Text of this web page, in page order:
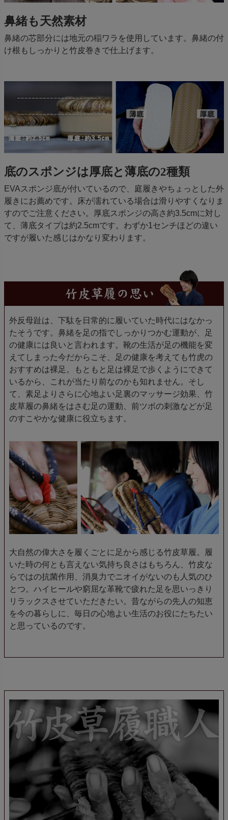
鼻緒も天然素材
鼻緒の芯部分には地元の稲ワラを使用しています。鼻緒の付
け根もしっかりと竹皮巻きで仕上げます。
底のスポンジは厚底と薄底の2種類
EVAスポンジ底が付いているので、庭履きやちょっとした外
履きにお薦めです。床が濡れている場合は滑りやすくなりま
すのでご注意ください。厚底スポンジの高さ約3.5cmに対し
て、薄底タイプは約2.5cmです。わずか1センチほどの違い
ですが履いた感じはかなり変わります。
外反母趾は、下駄を日常的に履いていた時代にはなかっ
たそうです。鼻緒を足の指でしっかりつかむ運動が、足
の健康には良いと言われます。靴の生活が足の機能を変
えてしまった今だからこそ、足の健康を考えても竹虎の
おすすめは裸足。もともと足は裸足で歩くようにできて
いるから、これが当たり前なのかも知れません。そし
て、素足よりさらに心地よい足裏のマッサージ効果、竹
皮草履の鼻緒をはさむ足の運動、前ツボの刺激などが足
のすこやかな健康に役立ちます。
大自然の偉大さを履くごとに足から感じる竹皮草履。履
いた時の何とも言えない気持ち良さはもちろん、竹皮な
らではの抗菌作用、消臭力でニオイがないのも人気のひ
とつ。ハイヒールや窮屈な革靴で疲れた足を思いっきり
リラックスさせていただきたい。昔ながらの先人の知恵
を今の暮らしに、毎日の心地よい生活のお役にたちたい
と思っているのです。